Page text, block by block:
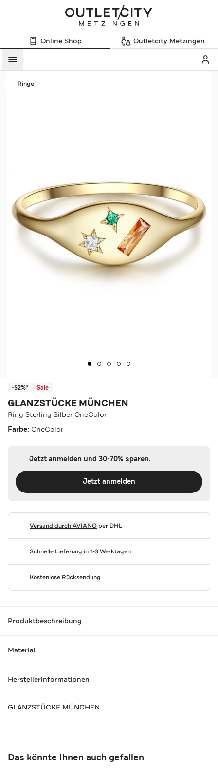
Online Shop Outletcity Metzingen
Menü
Ringe
-52%* Sale
GLANZSTÜCKE MÜNCHEN
Ring Sterling Silber OneColor
Farbe: OneColor
Jetzt anmelden und 30-70% sparen.
Jetzt anmelden
Versand durchAVIANOper DHL
Schnelle Lieferung in 1-3 Werktagen
Kostenlose Rücksendung
Produktbeschreibung
Material
Herstellerinformationen
GLANZSTÜCKE MÜNCHEN
Das könnte Ihnen auch gefallen